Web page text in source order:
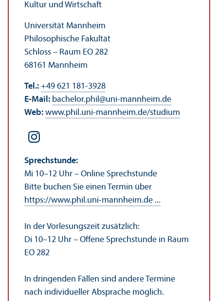
Kultur und Wirtschaft
Universität Mannheim
Philosophische Fakultät
Schloss – Raum EO 282
68161 Mannheim
Tel.: +49 621 181-3928
E-Mail: bachelor.phil@uni-mannheim.de
Web: www.phil.uni-mannheim.de/studium
Sprechstunde:
Mi 10–12 Uhr – Online Sprechstunde
Bitte buchen Sie einen Termin über
https://www.phil.uni-mannheim.de ...
In der Vorlesungs­zeit zusätzlich:
Di 10–12 Uhr – Offene Sprechstunde in Raum
EO 282
In dringenden Fällen sind andere Termine
nach individueller Absprache möglich.